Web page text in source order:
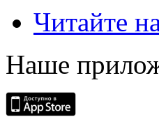
Читайте
Наше